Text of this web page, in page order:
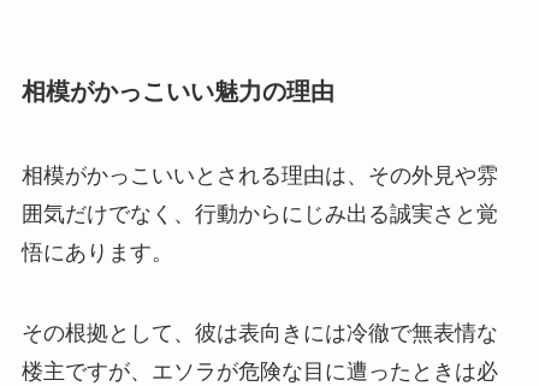
相模がかっこいい魅力の理由
相模がかっこいいとされる理由は、その外見や雰
囲気だけでなく、行動からにじみ出る誠実さと覚
悟にあります。
その根拠として、彼は表向きには冷徹で無表情な
楼主ですが、エソラが危険な目に遭ったときは必